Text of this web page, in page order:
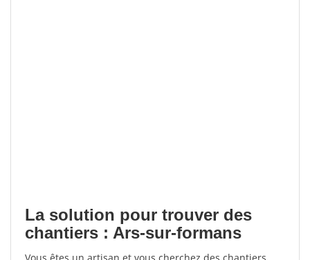
La solution pour trouver des
chantiers : Ars-sur-formans